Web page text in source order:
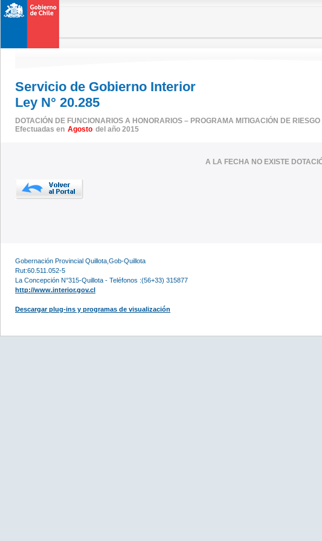
Servicio de Gobierno Interior
Ley N° 20.285
DOTACIÓN DE FUNCIONARIOS A HONORARIOS – PROGRAMA MITIGACIÓN DE RIESGO
Efectuadas en Agosto del año 2015
A LA FECHA NO EXISTE
Gobernación Provincial Quillota,Gob-Quillota
Rut:60.511.052-5
La Concepción N°315-Quillota - Teléfonos :(56+33) 315877
http://www.interior.gov.cl
Descargar plug-ins y programas de visualización